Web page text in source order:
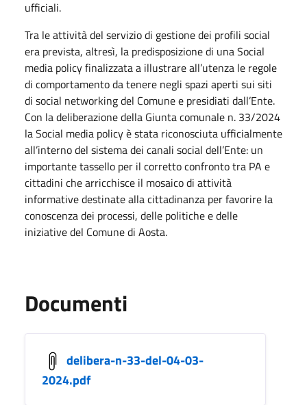
ufficiali.
Tra le attività del servizio di gestione dei profili social
era prevista, altresì, la predisposizione di una Social
media policy finalizzata a illustrare all’utenza le regole
di comportamento da tenere negli spazi aperti sui siti
di social networking del Comune e presidiati dall’Ente.
Con la deliberazione della Giunta comunale n. 33/2024
la Social media policy è stata riconosciuta ufficialmente
all’interno del sistema dei canali social dell’Ente: un
importante tassello per il corretto confronto tra PA e
cittadini che arricchisce il mosaico di attività
informative destinate alla cittadinanza per favorire la
conoscenza dei processi, delle politiche e delle
iniziative del Comune di Aosta.
Documenti
delibera-n-33-del-04-03-
2024.pdf